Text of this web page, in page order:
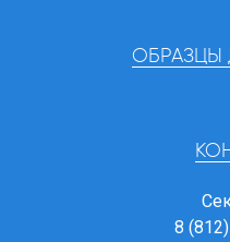
ОБРАЗЦЫ
8